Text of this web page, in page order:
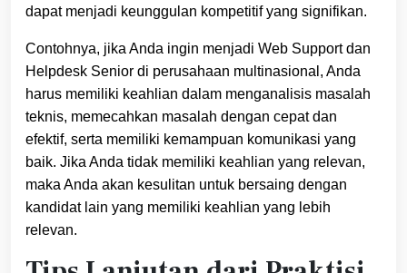
dapat menjadi keunggulan kompetitif yang signifikan.
Contohnya, jika Anda ingin menjadi Web Support dan
Helpdesk Senior di perusahaan multinasional, Anda
harus memiliki keahlian dalam menganalisis masalah
teknis, memecahkan masalah dengan cepat dan
efektif, serta memiliki kemampuan komunikasi yang
baik. Jika Anda tidak memiliki keahlian yang relevan,
maka Anda akan kesulitan untuk bersaing dengan
kandidat lain yang memiliki keahlian yang lebih
relevan.